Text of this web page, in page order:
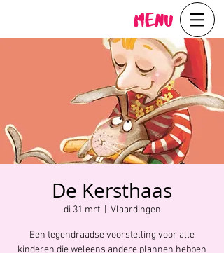
Menu
De Kersthaas
di 31 mrt
  |
Vlaardingen
Een tegendraadse voorstelling voor alle
kinderen die weleens andere plannen hebben